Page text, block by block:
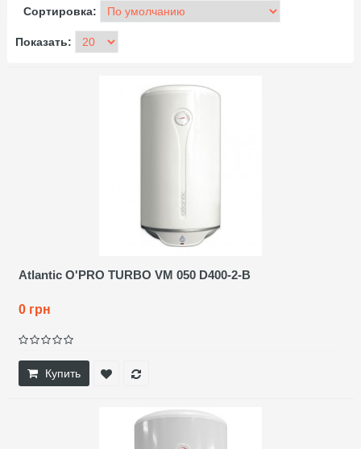
Сортировка:
Показать:
Atlantic O'PRO TURBO VM 050 D400-2-B
0 грн
Купить